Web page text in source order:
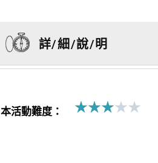
詳/細/說/明
本活動難度： ★★★★★